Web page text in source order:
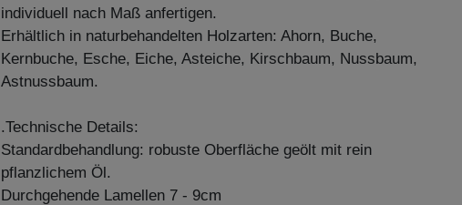
individuell nach Maß anfertigen.
Erhältlich in naturbehandelten Holzarten: Ahorn, Buche,
Kernbuche, Esche, Eiche, Asteiche, Kirschbaum, Nussbaum,
Astnussbaum.
.Technische Details:
Standardbehandlung: robuste Oberfläche geölt mit rein
pflanzlichem Öl.
Durchgehende Lamellen 7 - 9cm